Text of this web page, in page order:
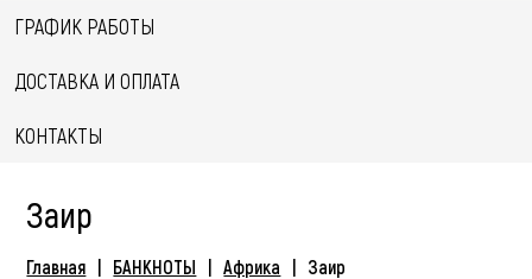
ГРАФИК РАБОТЫ
ДОСТАВКА И ОПЛАТА
КОНТАКТЫ
Заир
Главная БАНКНОТЫ Африка Заир